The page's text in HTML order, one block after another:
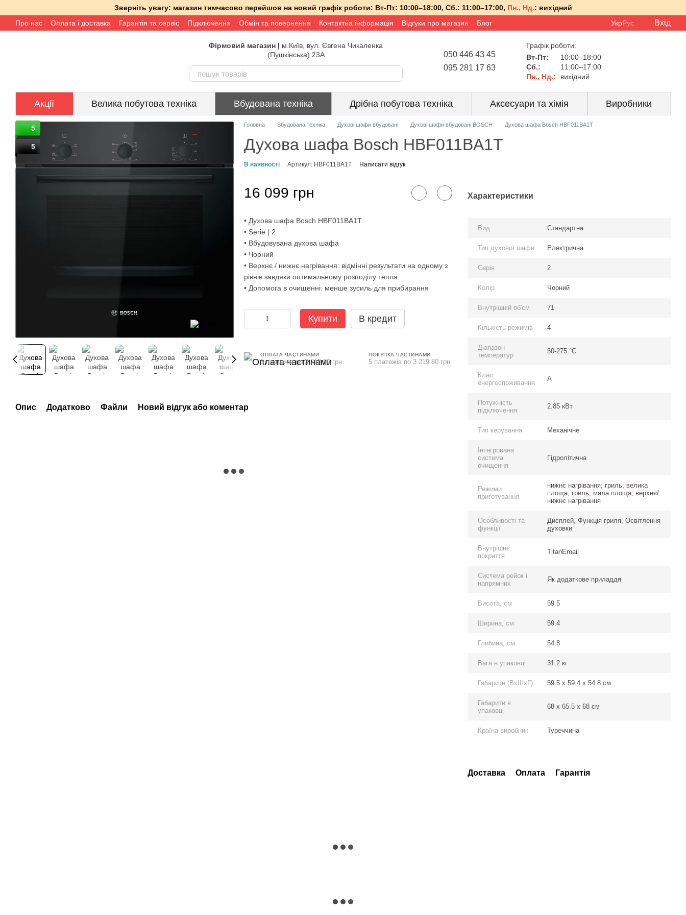
Зверніть увагу: магазин тимчасово перейшов на новий графік роботи: Вт-Пт: 10:00–18:00, Сб.: 11:00–17:00, Пн., Нд.: вихідний
Про нас
Оплата і доставка Гарантія та сервіс Підключення Обмін та повернення Контактна інформація Відгуки про магазин Блог УкрРус Вхід
Фірмовий магазин | м.Київ, вул. Євгена Чикаленка
(Пушкінська) 23А
050 446 43 45
095 281 17 63
Графік роботи:
Вт-Пт:
10:00–18:00
Сб.:
11:00–17:00
Пн., Нд.: вихідний
Акції Велика побутова техніка Вбудована техніка Дрібна побутова техніка Аксесуари та хімія Виробники
5
5
Головна Вбудована техніка Духові шафи вбудовані Духові шафи вбудовані BOSCH Духова шафа Bosch HBF011BA1T
Духова шафа Bosch HBF011BA1T
В наявності Артикул: HBF011BA1T Написати відгук
16 099 грн
• Духова шафа Bosch HBF011BA1T
• Serie | 2
• Вбудовувана духова шафа
• Чорний
• Верхнє / нижнє нагрівання: відмінні результати на одному з
рівнів завдяки оптимальному розподілу тепла.
• Допомога в очищенні: менше зусиль для прибирання
Купити В кредит
ОПЛАТА ЧАСТИНАМИ
5 платежів по 3 219.80 грн
ПОКУПКА ЧАСТИНАМИ
5 платежів по 3 219.80 грн
Характеристики
Вид Стандартна
Тип духової шафи Електрична
Серія 2
Колір Чорний
Внутрішній об'єм 71
Кількість режимів 4
Діапазон
температур
50-275 °C
Клас
енергоспоживання
A
Потужність
підключення
2.85 кВт
Тип керування Механічне
Інтегрована
система
очищення
Гідролітична
Режими
приготування
нижнє нагрівання; гриль, велика
площа; гриль, мала площа; верхнє/
нижнє нагрівання
Особливості та
функції
Дисплей, Функція гриля, Освітлення
духовки
Внутрішнє
покриття
TitanEmail
Система рейок і
напрямних
Як додаткове приладдя
Висота, см 59.5
Ширина, см 59.4
Глибина, см 54.8
Вага в упаковці 31.2 кг
Габарити (ВхШхГ) 59.5 x 59.4 x 54.8 см
Габарити в
упаковці
68 x 65.5 x 68 см
Країна виробник Туреччина
Доставка Оплата Гарантія
Опис Додатково Файли Новий відгук або коментар